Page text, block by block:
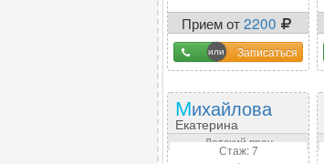
Прием от2200
Записаться
Михайлова
Екатерина
Алексеевна
Детский врач
Стаж: 7